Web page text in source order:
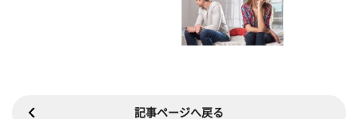
記事ページへ戻る